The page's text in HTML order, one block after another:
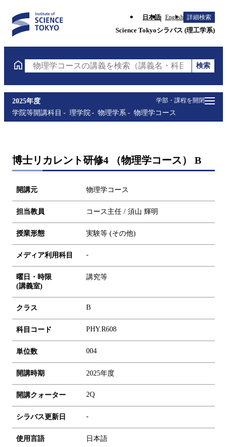
日本語 English 詳細検索
Science Tokyoシラバス (理工学系)
物理学コースの講義を検索（講義名・科目コード・担
検索
学部・課程を開閉
2025年度
学院等開講科目
理学院 物理学系 物理学コース
博士リカレント研修4 （物理学コース） B
開講元 物理学コース
担当教員 コース主任 / 須山 輝明
授業形態 実験等 (その他)
メディア利用科目 -
曜日・時限
(講義室)
講究等
クラス B
科目コード PHY.R608
単位数 004
開講時期 2025年度
開講クォーター 2Q
シラバス更新日 -
使用言語 日本語